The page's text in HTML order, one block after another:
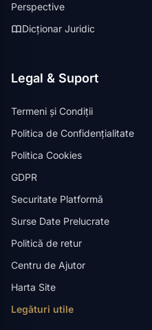
Perspective
Dicționar Juridic
Legal & Suport
Termeni și Condiții
Politica de Confidențialitate
Politica Cookies
GDPR
Securitate Platformă
Surse Date Prelucrate
Politică de retur
Centru de Ajutor
Harta Site
Legături utile